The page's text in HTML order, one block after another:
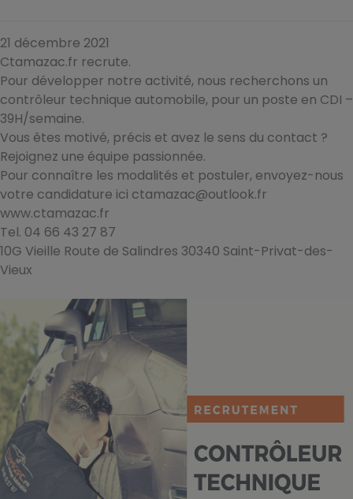
21 décembre 2021
Ctamazac.fr recrute.
Pour développer notre activité, nous recherchons un
contrôleur technique automobile, pour un poste en CDI –
39H/semaine.
Vous êtes motivé, précis et avez le sens du contact ?
Rejoignez une équipe passionnée.
Pour connaître les modalités et postuler, envoyez-nous
votre candidature ici ctamazac@outlook.fr
www.ctamazac.fr
Tel. 04 66 43 27 87
10G Vieille Route de Salindres 30340 Saint-Privat-des-
Vieux